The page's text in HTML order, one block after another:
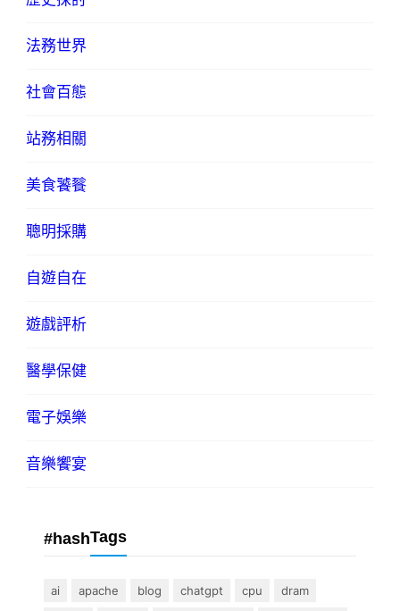
法務世界
社會百態
站務相關
美食饕餮
聰明採購
自遊自在
遊戲評析
醫學保健
電子娛樂
音樂饗宴
#hashTags
ai apache blog chatgpt cpu
dram